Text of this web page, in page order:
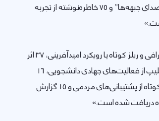
مردمی و جهادی، ۱۳۳ پادکست کوتاه با عنوان “صدای جبهه‌ها” و ۷۵ خاطره‌نوشته از تجربه
وی ادامه داد: «در بخش‌های دیگر نیز ۷۰ موشن‌گرافی و ریلز کوتاه با رویکرد امیدآفرینی، ۳۷ اثر
طنز هوشمند برای خنثی‌سازی فضای یأس، ۱۹ کلیپ از فعالیت‌های جهادی دانشجویی، ۱۶
اینفوگرافی درباره ابعاد جنگ رمضان، ۱۵ مستند کوتاه از پشتیبانی‌های مردمی و ۱۵ گزارش
دریافت شده است.»